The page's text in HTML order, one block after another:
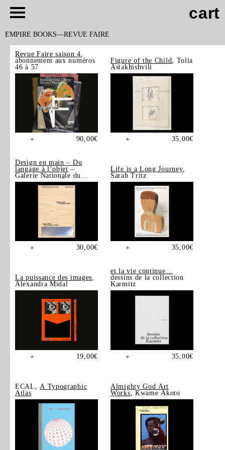
cart
EMPIRE BOOKS REVUE FAIRE
Revue Faire saison 4
abonnement aux numéros
46 à 57
+ 90,00€
Figure of the Child
, Tolia
Astakhishvili
+ 35,00€
Design en main – Du
langage à l’objet –
Galerie Nationale du
Design, Saint-Étienne
+ 30,00€
Life is a Long Journey,
Sarah Tritz
+ 35,00€
La puissance des images,
Alexandra Midal
+ 19,00€
et la vie continue…
dessins de la collection
Karmitz
+ 35,00€
ECAL, A Typographic
Atlas
Almighty God Art
Works , Kwame Akoto